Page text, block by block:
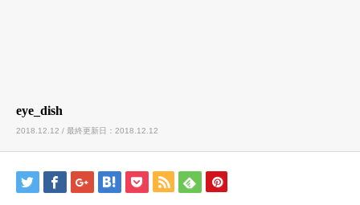
eye_dish
2018.12.12 / 最終更新日：2018.12.12